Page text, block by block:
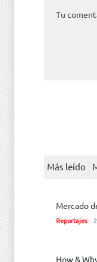
Más leído
Mercado
Reportajes
How &